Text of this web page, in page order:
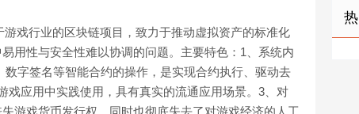
戏行业的区块链项目，致力于推动虚拟资产的标准化
用性与安全性难以协调的问题。主要特色：1、系统内
字签名等智能合约的操作，是实现合约执行、驱动去
应用中实践使用，具有真实的流通应用场景。3、对
游戏货币发行权，同时也彻底失去了对游戏经济的人工